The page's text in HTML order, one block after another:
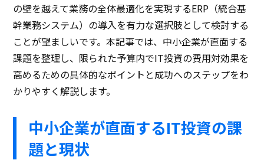
の壁を越えて業務の全体最適化を実現するERP（統合基
幹業務システム）の導入を有力な選択肢として検討する
ことが望ましいです。本記事では、中小企業が直面する
課題を整理し、限られた予算内でIT投資の費用対効果を
高めるための具体的なポイントと成功へのステップをわ
かりやすく解説します。
中小企業が直面するIT投資の課
題と現状